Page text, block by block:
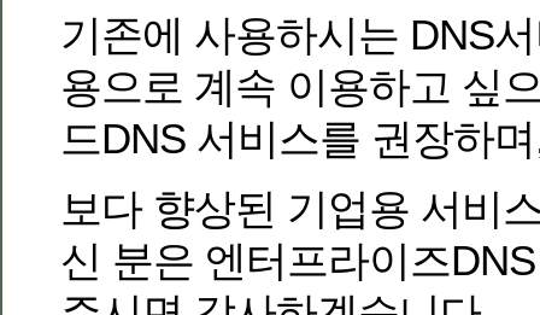
기존에 사용하시는 DNS
용으로 계속 이용하고 싶
드DNS 서비스를 권장하
보다 향상된 기업용 서비
신 분은 엔터프라이즈